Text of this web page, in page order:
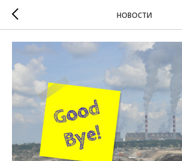
НОВОСТИ